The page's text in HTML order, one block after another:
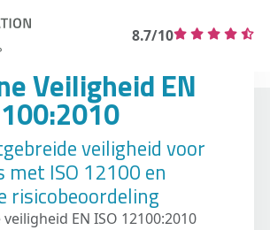
8.7/10
Veiligheid EN
veiligheid voor
met ISO 12100 en
risicobeoordeling
EN ISO 12100:2010